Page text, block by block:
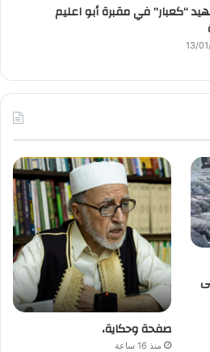
“كعبار” في مقبرة أبو اعليم
13/
صفحة وحكاية،
منذ 16 ساعة